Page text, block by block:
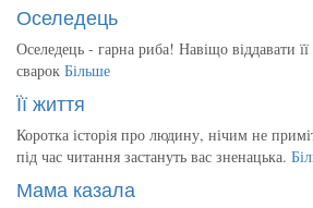
Оселедець
Оселедець - гарна риба! Навіщо віддавати
сварок Більше
Її життя
Коротка історія про людину, нічим не
під час читання застануть вас зненацька.
Мама казала